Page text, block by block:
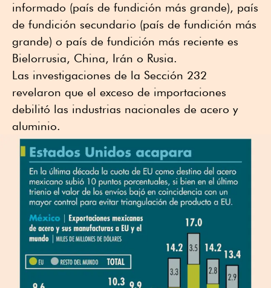
informado (país de fundición más grande), país
de fundición secundario (país de fundición más
grande) o país de fundición más reciente es
Bielorrusia, China, Irán o Rusia.
Las investigaciones de la Sección 232
revelaron que el exceso de importaciones
debilitó las industrias nacionales de acero y
aluminio.